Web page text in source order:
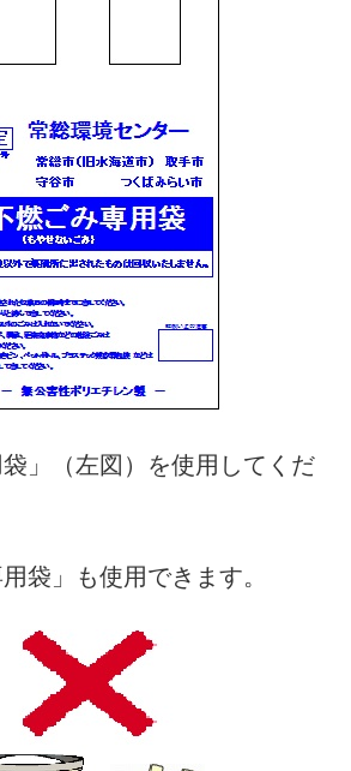
袋」（左図）を使用してくだ
袋」も使用できます。